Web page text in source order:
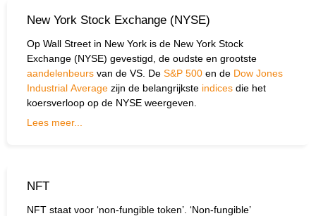
New York Stock Exchange (NYSE)
Op Wall Street in New York is de New York Stock
Exchange (NYSE) gevestigd, de oudste en grootste
aandelenbeurs van de VS. De S&P 500 en de Dow Jones
Industrial Average zijn de belangrijkste indices die het
koersverloop op de NYSE weergeven.
Lees meer...
NFT
NFT staat voor ‘non-fungible token’. ‘Non-fungible’